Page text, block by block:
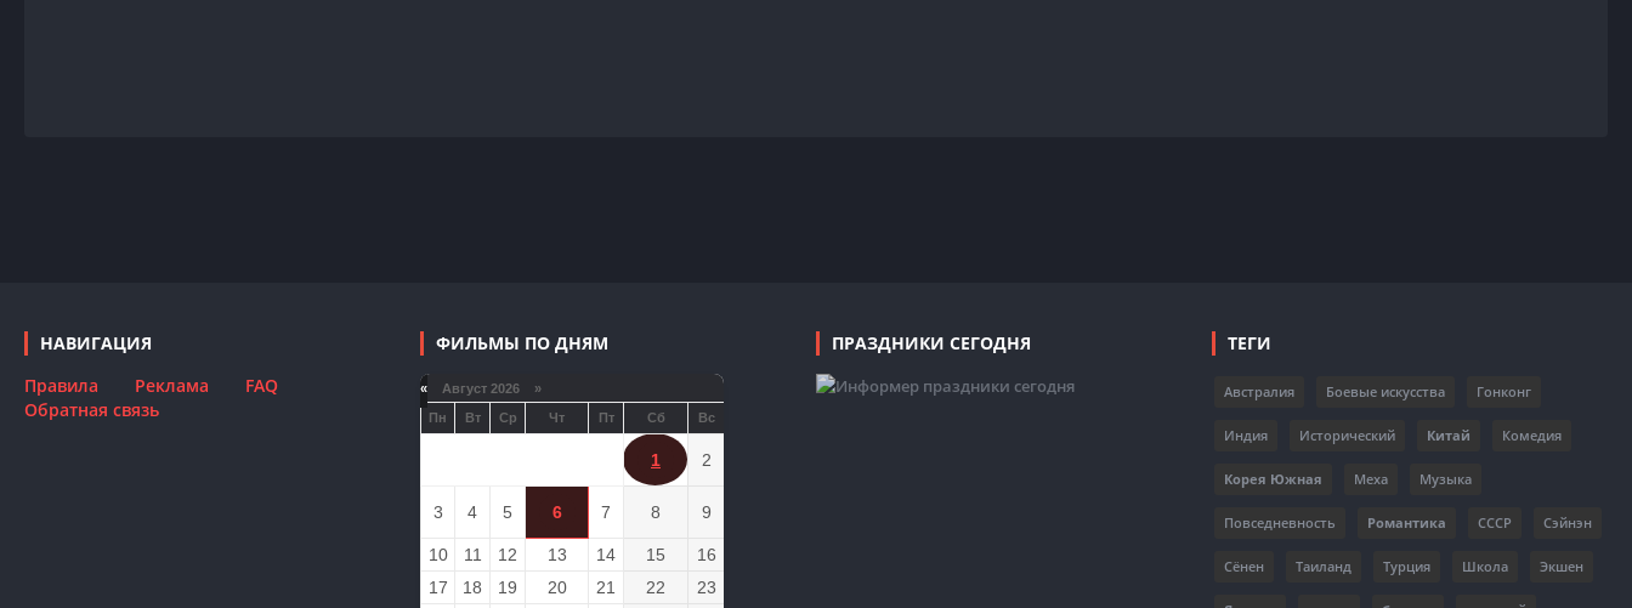
НАВИГАЦИЯ
Правила
Реклама
FAQ
Обратная связь
ФИЛЬМЫ ПО ДНЯМ
« Август 2026 »
Пн
Вт Ср Чт Пт Сб Вс
1 2
3 4 5 6 7 8 9
10 11 12 13 14 15
16
17
18 19 20 21 22 23
ПРАЗДНИКИ СЕГОДНЯ ТЕГИ
Австралия Боевые искусства Гонконг
Индия Исторический Китай Комедия
Корея Южная Меха Музыка
Повседневность Романтика СССР Сэйнэн
Сёнен Таиланд Турция Школа Экшен